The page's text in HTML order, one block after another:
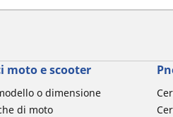
moto e scooter
o dimensione
di moto